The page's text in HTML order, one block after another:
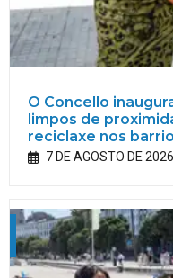
O Concello
limpos de
reciclaxe nos
7 DE AGOSTO DE 2026